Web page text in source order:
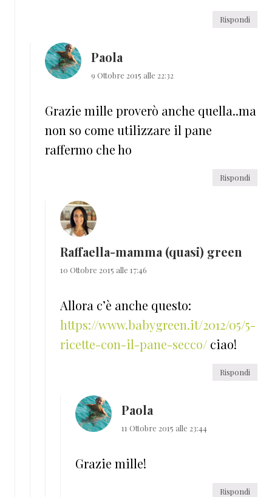
Rispondi
Paola
9 Ottobre 2015 alle 22:32
Grazie mille proverò anche quella..ma
non so come utilizzare il pane
raffermo che ho
Rispondi
Raffaella-mamma (quasi) green
10 Ottobre 2015 alle 17:46
Allora c’è anche questo:
https://www.babygreen.it/2012/05/5-
ricette-con-il-pane-secco/ ciao!
Rispondi
Paola
11 Ottobre 2015 alle 23:44
Grazie mille!
Rispondi